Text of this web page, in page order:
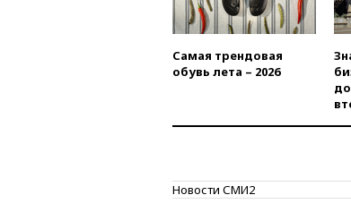
Самая трендовая
обувь лета – 2026
Новости СМИ2